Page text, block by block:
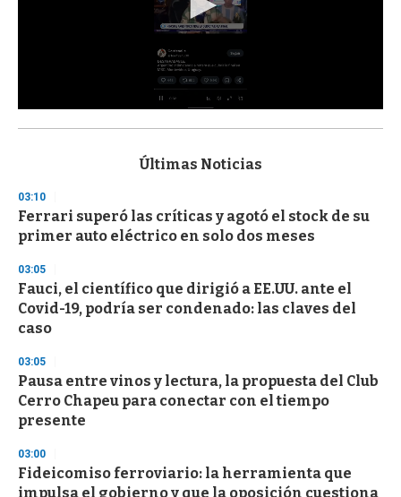
s
d
s
o
f
3
s
e
c
o
d
s
Últimas Noticias
03:10
Ferrari superó las críticas y agotó el stock de su
primer auto eléctrico en solo dos meses
03:05
Fauci, el científico que dirigió a EE.UU. ante el
Covid-19, podría ser condenado: las claves del
caso
03:05
Pausa entre vinos y lectura, la propuesta del Club
Cerro Chapeu para conectar con el tiempo
presente
03:00
Fideicomiso ferroviario: la herramienta que
impulsa el gobierno y que la oposición cuestiona